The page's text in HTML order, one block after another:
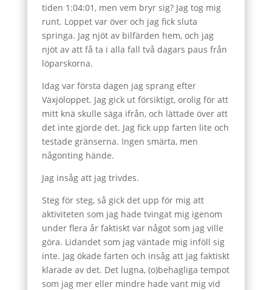
tiden 1:04:01, men vem bryr sig? Jag tog mig
runt. Loppet var över och jag fick sluta
springa. Jag njöt av bilfärden hem, och jag
njöt av att få ta i alla fall två dagars paus från
löparskorna.
Idag var första dagen jag sprang efter
Växjöloppet. Jag gick ut försiktigt, orolig för att
mitt knä skulle säga ifrån, och lättade över att
det inte gjorde det. Jag fick upp farten lite och
testade gränserna. Ingen smärta, men
någonting hände.
Jag insåg att jag trivdes.
Steg för steg, så gick det upp för mig att
aktiviteten som jag hade tvingat mig igenom
under flera år faktiskt var något som jag ville
göra. Lidandet som jag väntade mig inföll sig
inte. Jag ökade farten och insåg att jag faktiskt
klarade av det. Det lugna, (o)behagliga tempot
som jag mer eller mindre hade vant mig vid